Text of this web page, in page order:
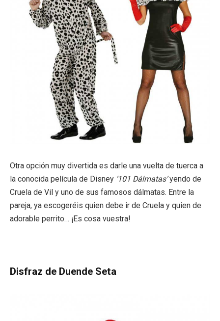
Otra opción muy divertida es darle una vuelta de tuerca a
la conocida película de Disney ‘101 Dálmatas’yendo de
Cruela de Vil y uno de sus famosos dálmatas. Entre la
pareja, ya escogeréis quien debe ir de Cruela y quien de
adorable perrito… ¡Es cosa vuestra!
Disfraz de Duende Seta